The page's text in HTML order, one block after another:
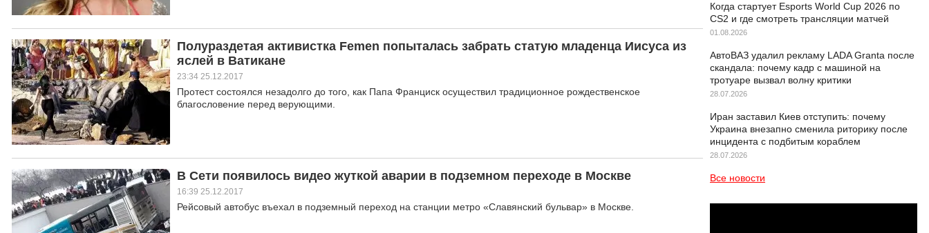
Полураздетая активистка Femen попыталась забрать статую младенца Иисуса из
яслей в Ватикане
23:34 25.12.2017
Протест состоялся незадолго до того, как Папа Франциск осуществил традиционное рождественское
благословение перед верующими.
В Сети появилось видео жуткой аварии в подземном переходе в Москве
16:39 25.12.2017
Рейсовый автобус въехал в подземный переход на станции метро «Славянский бульвар» в Москве.
Когда стартует Esports World Cup 2026 по
CS2 и где смотреть трансляции матчей
01.08.2026
АвтоВАЗ удалил рекламу LADA Granta после
скандала: почему кадр с машиной на
тротуаре вызвал волну критики
28.07.2026
Иран заставил Киев отступить: почему
Украина внезапно сменила риторику после
инцидента с подбитым кораблем
28.07.2026
Все новости